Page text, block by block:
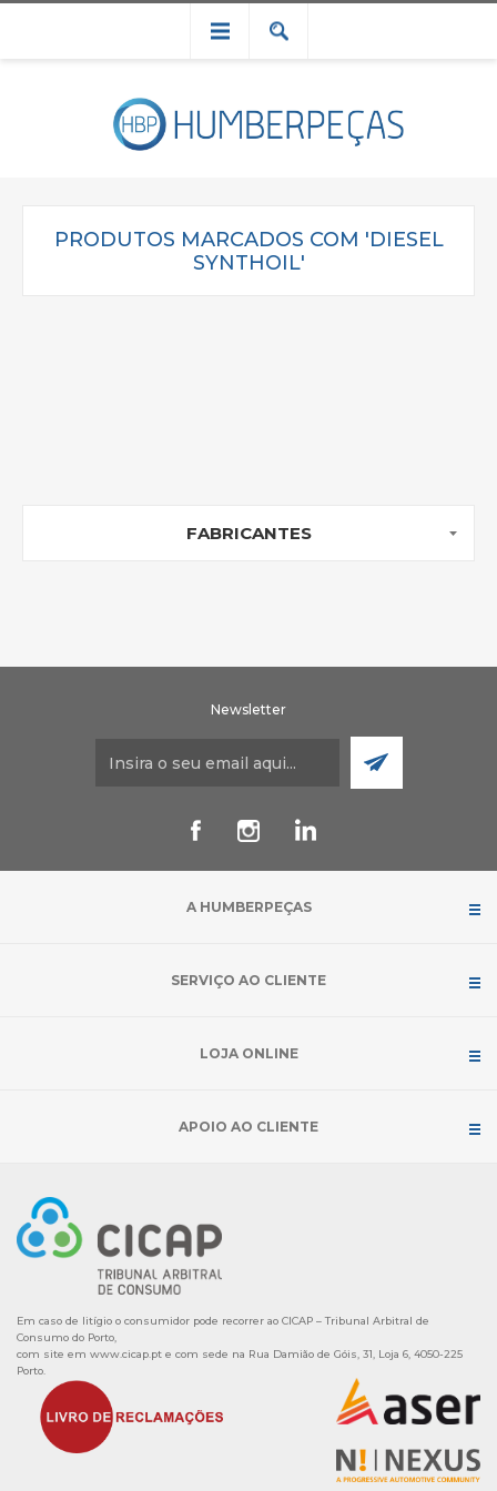
PRODUTOS MARCADOS COM 'DIESEL
SYNTHOIL'
FABRICANTES
Newsletter
A HUMBERPEÇAS
SERVIÇO AO CLIENTE
LOJA ONLINE
APOIO AO CLIENTE
Em caso de litígio o consumidor pode recorrer ao CICAP – Tribunal Arbitral de
Consumo do Porto,
com site em www.cicap.pt e com sede na Rua Damião de Góis, 31, Loja 6, 4050-225
Porto.